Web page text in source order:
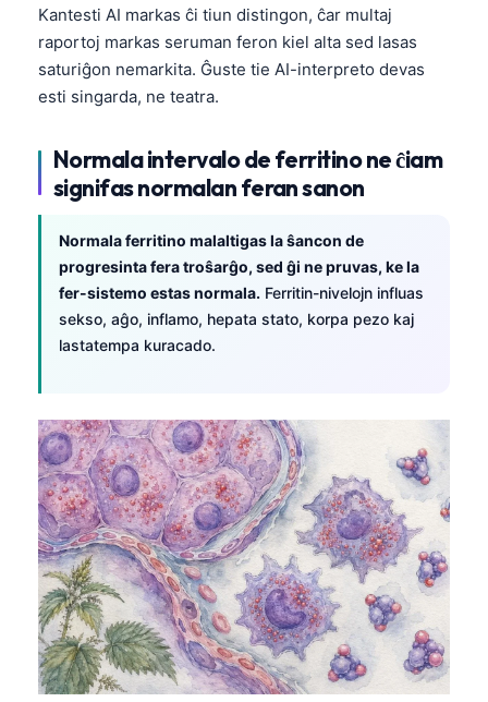
Kantesti AI markas ĉi tiun distingon, ĉar multaj
raportoj markas seruman feron kiel alta sed lasas
saturiĝon nemarkita. Ĝuste tie AI-interpreto devas
esti singarda, ne teatra.
Normala intervalo de ferritino ne ĉiam
signifas normalan feran sanon
Normala ferritino malaltigas la ŝancon de
progresinta fera troŝarĝo, sed ĝi ne pruvas, ke la
fer-sistemo estas normala. Ferritin-nivelojn influas
sekso, aĝo, inflamo, hepata stato, korpa pezo kaj
lastatempa kuracado.
Latviešu valoda
Македонски јазик
Euskara
Gàidhlig
Occitan
العربية المغربية
Afrikaans
Монгол
Cebuano
ئۇيغۇرچە
Кыргызча
Беларуская мова
Ślōnskŏ gŏdka
Norsk bokmål